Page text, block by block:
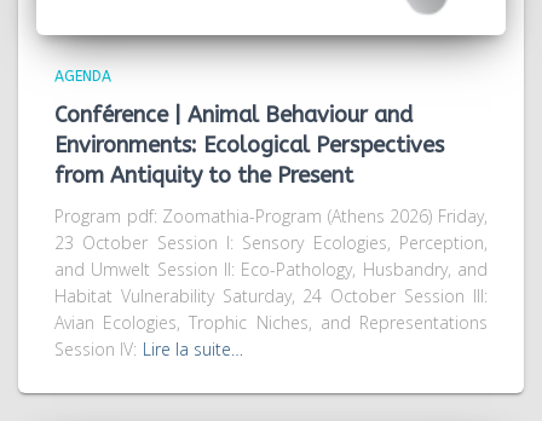
AGENDA
Conférence | Animal Behaviour and
Environments: Ecological Perspectives
from Antiquity to the Present
Program pdf: Zoomathia-Program (Athens 2026) Friday,
23 October Session I: Sensory Ecologies, Perception,
and Umwelt Session II: Eco-Pathology, Husbandry, and
Habitat Vulnerability Saturday, 24 October Session III:
Avian Ecologies, Trophic Niches, and Representations
Session IV: Lire la suite…